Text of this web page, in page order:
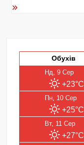
Обухів
Нд, 9 Сер
+23°C
Пн, 10 Сер
+25°C
Вт, 11 Сер
+27°C